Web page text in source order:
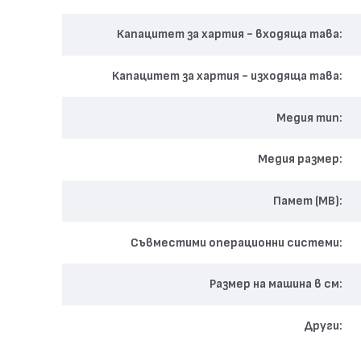
Капацитет за хартия - входяща тава
Капацитет за хартия - изходяща тава
Медия тип
Медия размер
Памет (MB)
Съвместими операционни системи
Размер на машина в см
Други